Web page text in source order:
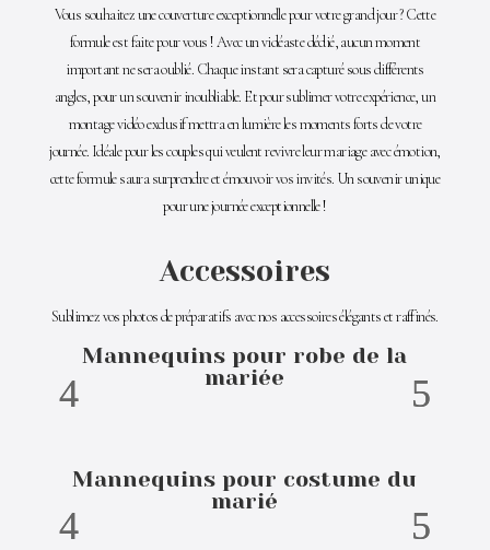
Vous souhaitez une couverture exceptionnelle pour votre grand jour ? Cette
formule est faite pour vous ! Avec un vidéaste dédié, aucun moment
important ne sera oublié. Chaque instant sera capturé sous différents
angles, pour un souvenir inoubliable. Et pour sublimer votre expérience, un
montage vidéo exclusif mettra en lumière les moments forts de votre
journée. Idéale pour les couples qui veulent revivre leur mariage avec émotion,
cette formule saura surprendre et émouvoir vos invités. Un souvenir unique
pour une journée exceptionnelle !
Accessoires
Sublimez vos photos de préparatifs avec nos accessoires élégants et raffinés.
Mannequins pour robe de la
mariée
Mannequins pour costume du
marié